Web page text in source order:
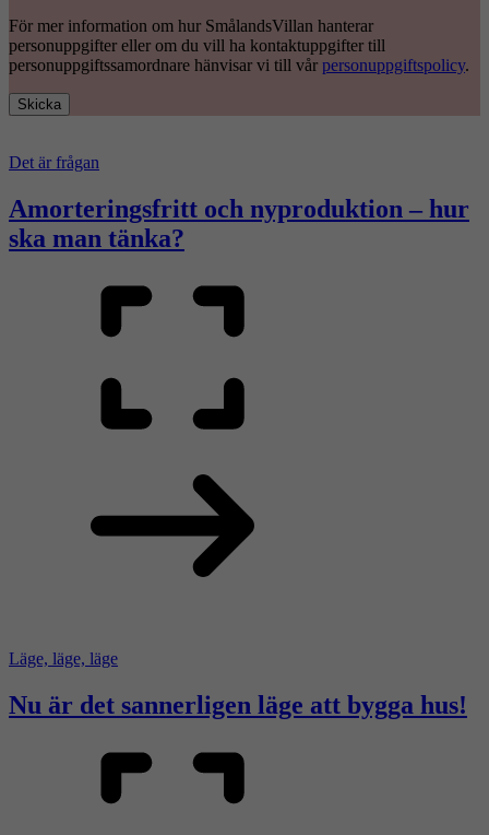
För mer information om hur SmålandsVillan hanterar
personuppgifter eller om du vill ha kontaktuppgifter till
personuppgiftssamordnare hänvisar vi till vår personuppgiftspolicy.
Skicka
Det är frågan
Amorteringsfritt och nyproduktion – hur
ska man tänka?
Läge, läge, läge
Nu är det sannerligen läge att bygga hus!